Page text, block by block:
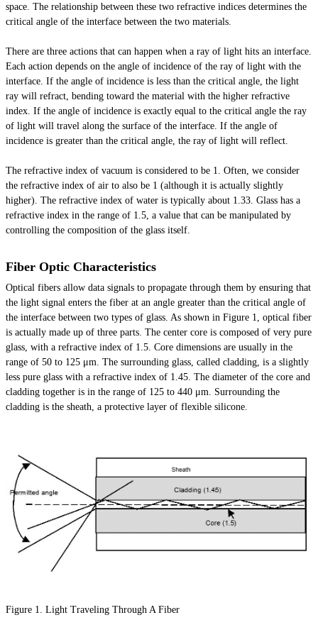
space. The relationship between these two refractive indices determines the
critical angle of the interface between the two materials.
There are three actions that can happen when a ray of light hits an interface.
Each action depends on the angle of incidence of the ray of light with the
interface. If the angle of incidence is less than the critical angle, the light
ray will refract, bending toward the material with the higher refractive
index. If the angle of incidence is exactly equal to the critical angle the ray
of light will travel along the surface of the interface. If the angle of
incidence is greater than the critical angle, the ray of light will reflect.
The refractive index of vacuum is considered to be 1. Often, we consider
the refractive index of air to also be 1 (although it is actually slightly
higher). The refractive index of water is typically about 1.33. Glass has a
refractive index in the range of 1.5, a value that can be manipulated by
controlling the composition of the glass itself.
Fiber Optic Characteristics
Optical fibers allow data signals to propagate through them by ensuring that
the light signal enters the fiber at an angle greater than the critical angle of
the interface between two types of glass. As shown in Figure 1, optical fiber
is actually made up of three parts. The center core is composed of very pure
glass, with a refractive index of 1.5. Core dimensions are usually in the
range of 50 to 125 μm. The surrounding glass, called cladding, is a slightly
less pure glass with a refractive index of 1.45. The diameter of the core and
cladding together is in the range of 125 to 440 μm. Surrounding the
cladding is the sheath, a protective layer of flexible silicone.
Figure 1. Light Traveling Through A Fiber